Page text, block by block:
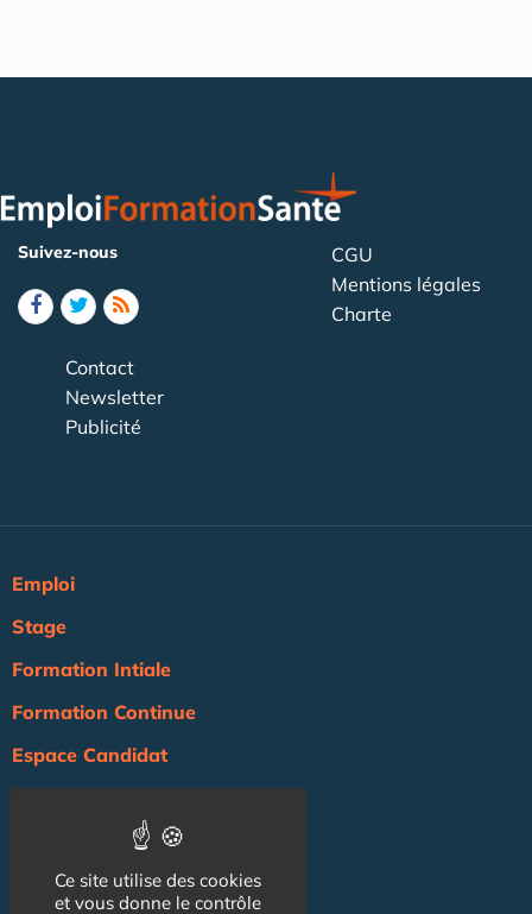
Suivez-nous
CGU
Mentions légales
Charte
Contact
Newsletter
Publicité
Emploi
Stage
Formation Intiale
Formation Continue
Espace Candidat
AgendaCe site utilise des cookies
et vous donne le contrôle